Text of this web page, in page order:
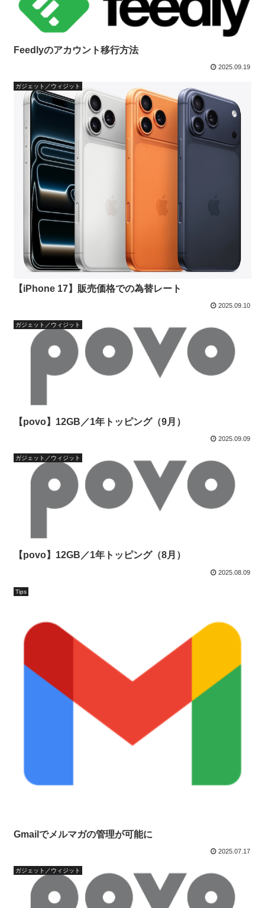
Feedlyのアカウント移行方法
2025.09.19
ガジェット／ウィジット
【iPhone 17】販売価格での為替レート
2025.09.10
ガジェット／ウィジット
【povo】12GB／1年トッピング（9月）
2025.09.09
ガジェット／ウィジット
【povo】12GB／1年トッピング（8月）
2025.08.09
Tips
Gmailでメルマガの管理が可能に
2025.07.17
ガジェット／ウィジット